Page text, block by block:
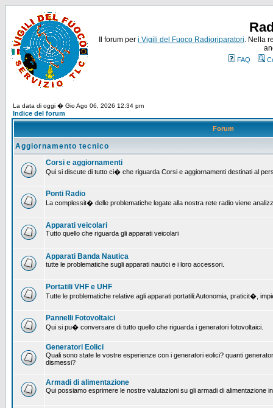
Il forum per i Vigili del Fuoco Radioriparatori. Nella
FAQ
La data di oggi � Gio Ago 06, 2026 12:34 pm
Indice del forum
Forum
Aggiornamento tecnico
Corsi e aggiornamenti
Qui si discute di tutto ci� che riguarda Corsi e aggiornamenti destinati al
Ponti Radio
La complessit� delle problematiche legate alla nostra rete radio viene
Apparati veicolari
Tutto quello che riguarda gli apparati veicolari
Apparati Banda Nautica
tutte le problematiche sugli apparati nautici e i loro accessori.
Portatili VHF e UHF
Tutte le problematiche relative agli apparati portatili:Autonomia, praticit�,
Pannelli Fotovoltaici
Qui si pu� conversare di tutto quello che riguarda i generatori fotovoltaici.
Generatori Eolici
Quali sono state le vostre esperienze con i generatori eolici? quanti
dismessi?
Armadi di alimentazione
Qui possiamo esprimere le nostre valutazioni su gli armadi di alimentazione